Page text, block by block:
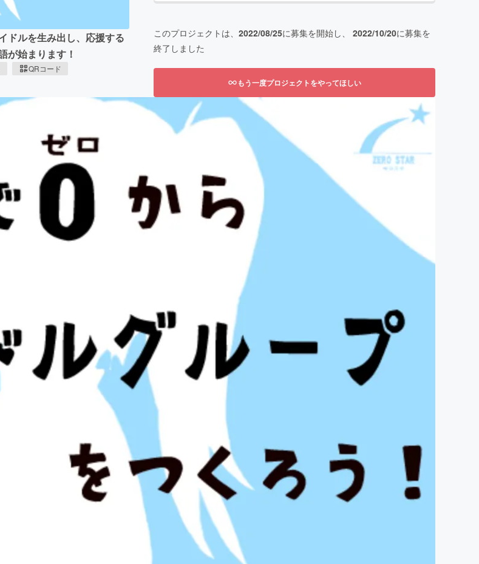
ドルを生み出し、応援する
が始まります！
QRコード
このプロジェクトは、 2022/08/25に募集を開始し、 2022/10/20に募集を
終了しました
もう一度プロジェクトをやってほしい